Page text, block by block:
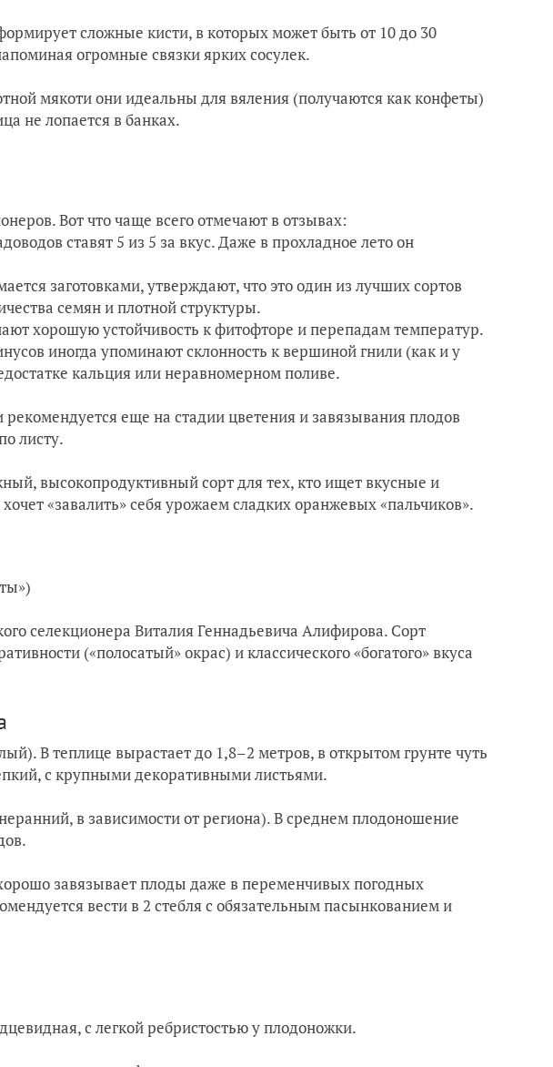
сложные кисти, в которых может быть от 10 до 30
огромные связки ярких сосулек.
мякоти они идеальны для вяления (получаются как конфеты)
не лопается в банках.
Вот что чаще всего отмечают в отзывах:
ставят 5 из 5 за вкус. Даже в прохладное лето он
заготовками, утверждают, что это один из лучших сортов
семян и плотной структуры.
хорошую устойчивость к фитофторе и перепадам температур.
иногда упоминают склонность к вершиной гнили (как и у
кальция или неравномерном поливе.
еще на стадии цветения и завязывания плодов
листу.
высокопродуктивный сорт для тех, кто ищет вкусные и
«завалить» себя урожаем сладких оранжевых «пальчиков».
селекционера Виталия Геннадьевича Алифирова. Сорт
(«полосатый» окрас) и классического «богатого» вкуса
В теплице вырастает до 1,8–2 метров, в открытом грунте чуть
с крупными декоративными листьями.
в зависимости от региона). В среднем плодоношение
завязывает плоды даже в переменчивых погодных
вести в 2 стебля с обязательным пасынкованием и
с легкой ребристостью у плодоножки.